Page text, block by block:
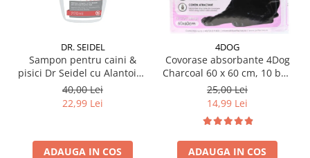
DR. SEIDEL
Sampon pentru caini &
pisici Dr Seidel cu Alantoina
220 ml
40,00 Lei
22,99 Lei
ADAUGA IN COS
4DOG
Covorase absorbante 4Dog
Charcoal 60 x 60 cm, 10 buc
/ pachet
25,00 Lei
14,99 Lei
ADAUGA IN COS